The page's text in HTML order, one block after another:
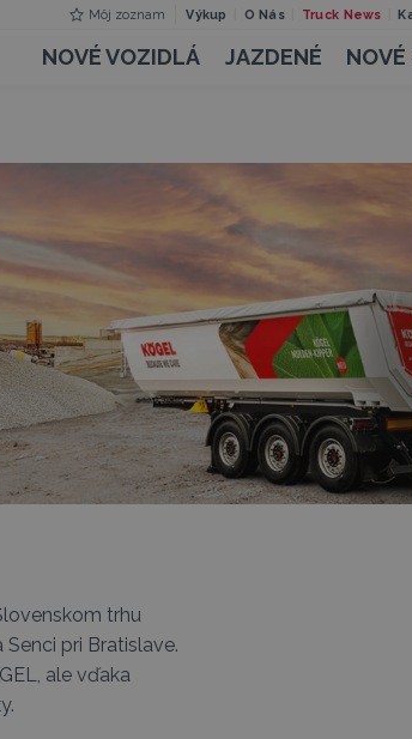
Môj zoznam Výkup O Nás Truck News
NOVÉ VOZIDLÁ JAZDENÉ
trhu
pri Bratislave.
ale vďaka